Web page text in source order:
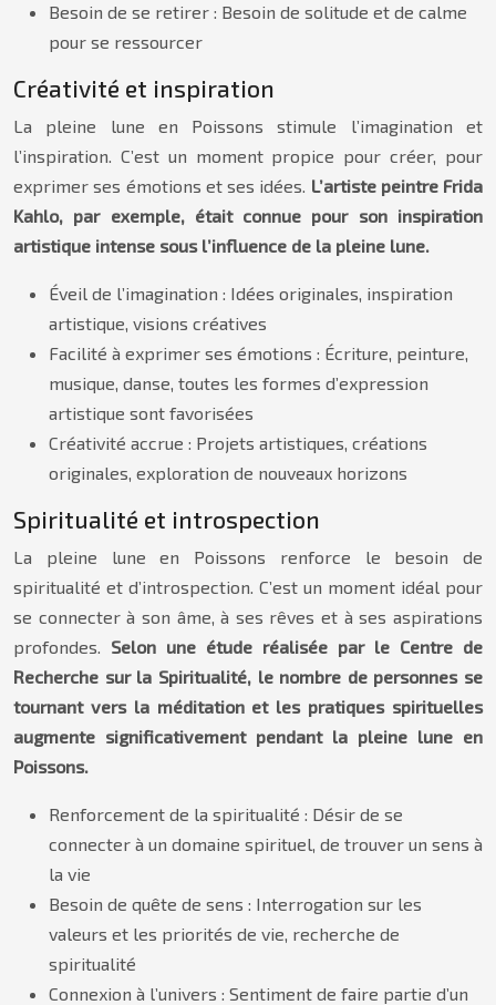
Besoin de se retirer : Besoin de solitude et de calme
pour se ressourcer
Créativité et inspiration
La pleine lune en Poissons stimule l’imagination et
l’inspiration. C’est un moment propice pour créer, pour
exprimer ses émotions et ses idées. L’artiste peintre Frida
Kahlo, par exemple, était connue pour son inspiration
artistique intense sous l’influence de la pleine lune.
Éveil de l’imagination : Idées originales, inspiration
artistique, visions créatives
Facilité à exprimer ses émotions : Écriture, peinture,
musique, danse, toutes les formes d’expression
artistique sont favorisées
Créativité accrue : Projets artistiques, créations
originales, exploration de nouveaux horizons
Spiritualité et introspection
La pleine lune en Poissons renforce le besoin de
spiritualité et d’introspection. C’est un moment idéal pour
se connecter à son âme, à ses rêves et à ses aspirations
profondes. Selon une étude réalisée par le Centre de
Recherche sur la Spiritualité, le nombre de personnes se
tournant vers la méditation et les pratiques spirituelles
augmente significativement pendant la pleine lune en
Poissons.
Renforcement de la spiritualité : Désir de se
connecter à un domaine spirituel, de trouver un sens à
la vie
Besoin de quête de sens : Interrogation sur les
valeurs et les priorités de vie, recherche de
spiritualité
Connexion à l’univers : Sentiment de faire partie d’un